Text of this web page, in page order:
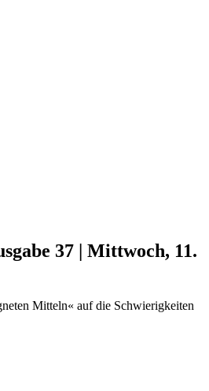
37 | Mittwoch, 11.
Mitteln« auf die Schwierigkeiten